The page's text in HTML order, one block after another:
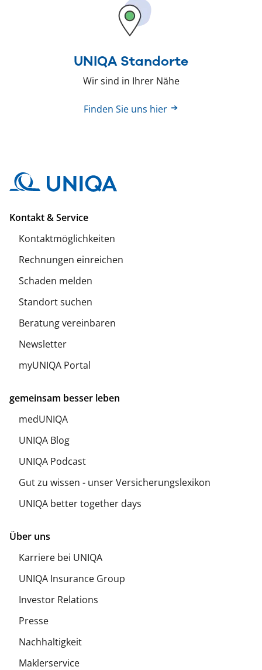
UNIQA Standorte
Wir sind in Ihrer Nähe
Finden Sie uns hier
Kontakt & Service
Kontaktmöglichkeiten
Rechnungen einreichen
Schaden melden
Standort suchen
Beratung vereinbaren
Newsletter
myUNIQA Portal
gemeinsam besser leben
medUNIQA
UNIQA Blog
UNIQA Podcast
Gut zu wissen - unser Versicherungslexikon
UNIQA better together days
Über uns
Karriere bei UNIQA
UNIQA Insurance Group
Investor Relations
Presse
Nachhaltigkeit
Maklerservice